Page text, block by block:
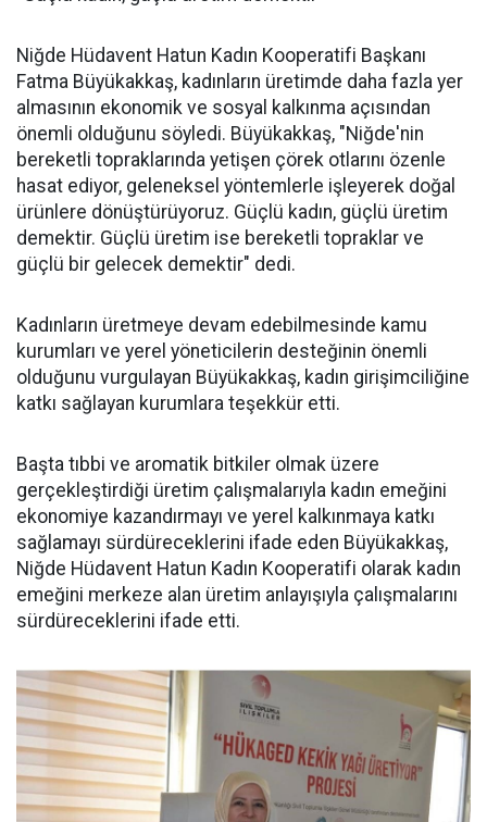
Niğde Hüdavent Hatun Kadın Kooperatifi Başkanı
Fatma Büyükakkaş, kadınların üretimde daha fazla yer
almasının ekonomik ve sosyal kalkınma açısından
önemli olduğunu söyledi. Büyükakkaş, "Niğde'nin
bereketli topraklarında yetişen çörek otlarını özenle
hasat ediyor, geleneksel yöntemlerle işleyerek doğal
ürünlere dönüştürüyoruz. Güçlü kadın, güçlü üretim
demektir. Güçlü üretim ise bereketli topraklar ve
güçlü bir gelecek demektir" dedi.
Kadınların üretmeye devam edebilmesinde kamu
kurumları ve yerel yöneticilerin desteğinin önemli
olduğunu vurgulayan Büyükakkaş, kadın girişimciliğine
katkı sağlayan kurumlara teşekkür etti.
Başta tıbbi ve aromatik bitkiler olmak üzere
gerçekleştirdiği üretim çalışmalarıyla kadın emeğini
ekonomiye kazandırmayı ve yerel kalkınmaya katkı
sağlamayı sürdüreceklerini ifade eden Büyükakkaş,
Niğde Hüdavent Hatun Kadın Kooperatifi olarak kadın
emeğini merkeze alan üretim anlayışıyla çalışmalarını
sürdüreceklerini ifade etti.